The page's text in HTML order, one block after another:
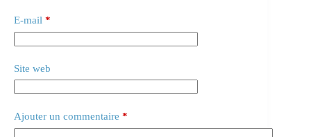
E-mail *
Site web
Ajouter un commentaire *